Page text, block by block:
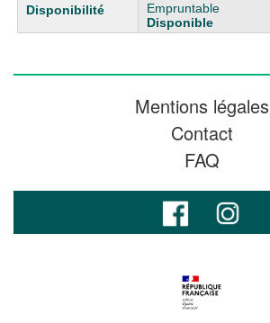
Empruntable
Disponible
Mentions légales
Contact
FAQ